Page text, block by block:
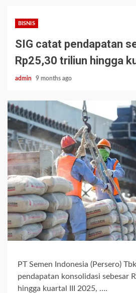
BISNIS
SIG catat pendapatan
Rp25,30 triliun hingga
admin 9 months ago
PT Semen Indonesia (Persero)
pendapatan konsolidasi sebesar
hingga kuartal III 2025, ….